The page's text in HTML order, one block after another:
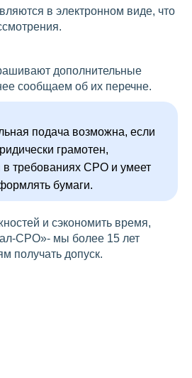
в электронном виде, что
дополнительные
сообщаем об их перечне.
подача возможна, если
грамотен,
в требованиях СРО и умеет
бумаги.
и сэкономить время,
СРО»- мы более 15 лет
получать допуск.